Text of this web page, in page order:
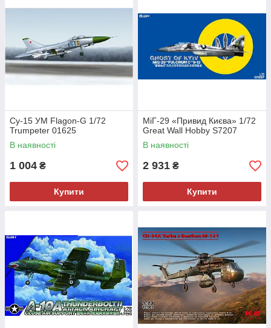
Су-15 УМ Flagon-G 1/72
Trumpeter 01625
В наявності
1 004 ₴
Купити
МіГ-29 «Привид Києва» 1/72
Great Wall Hobby S7207
В наявності
2 931 ₴
Купити